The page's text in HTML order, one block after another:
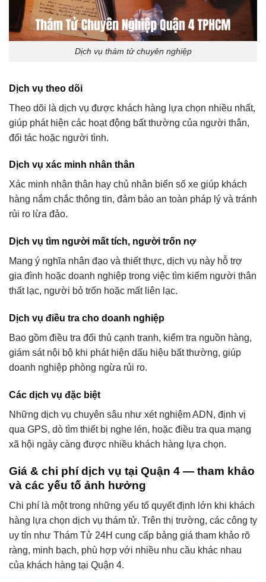
Dịch vụ thám tử chuyên nghiệp
Dịch vụ theo dõi
Theo dõi là dịch vụ được khách hàng lựa chọn nhiều nhất,
giúp phát hiện các hoạt động bất thường của người thân,
đối tác hoặc người tình.
Dịch vụ xác minh nhân thân
Xác minh nhân thân hay chủ nhân biển số xe giúp khách
hàng nắm chắc thông tin, đảm bảo an toàn pháp lý và tránh
rủi ro lừa đảo.
Dịch vụ tìm người mất tích, người trốn nợ
Mang ý nghĩa nhân đạo và thiết thực, dịch vụ này hỗ trợ
gia đình hoặc doanh nghiệp trong việc tìm kiếm người thân
thất lạc, người bỏ trốn hoặc mất liên lạc.
Dịch vụ điều tra cho doanh nghiệp
Bao gồm điều tra đối thủ cạnh tranh, kiểm tra nguồn hàng,
giám sát nội bộ khi phát hiện dấu hiệu bất thường, giúp
doanh nghiệp phòng ngừa rủi ro.
Các dịch vụ đặc biệt
Những dịch vụ chuyên sâu như xét nghiệm ADN, định vị
qua GPS, dò tìm thiết bị nghe lén, hoặc điều tra qua mạng
xã hội ngày càng được nhiều khách hàng lựa chọn.
Giá & chi phí dịch vụ tại Quận 4 — tham khảo
và các yếu tố ảnh hưởng
Chi phí là một trong những yếu tố quyết định lớn khi khách
hàng lựa chọn dịch vụ thám tử. Trên thị trường, các công ty
uy tín như Thám Tử 24H cung cấp bảng giá tham khảo rõ
ràng, minh bạch, phù hợp với nhiều nhu cầu khác nhau
của khách hàng tại Quận 4.